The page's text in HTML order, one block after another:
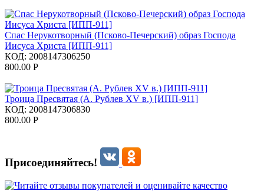
Спас Нерукотворный (Псково-Печерский) образ Господа
Иисуса Христа [ИПП-911]
КОД: 2008147306250
800.00 Р
Троица Пресвятая (А. Рублев XV в.) [ИПП-911]
КОД: 2008147306830
800.00 Р
Присоединяйтесь!